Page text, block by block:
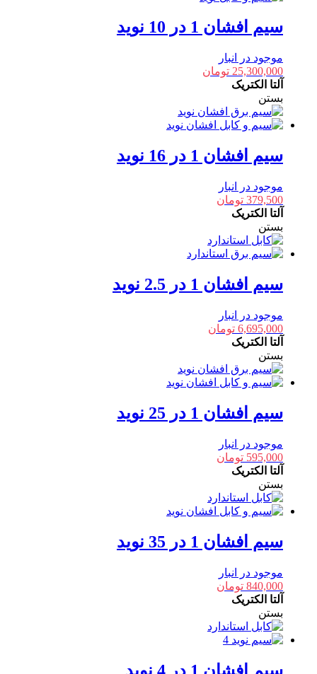
سیم افشان 1 در 10 نوید
موجود در انبار
25,300,000 تومان
آلتا الکتریک
بستن
سیم افشان 1 در 16 نوید
موجود در انبار
379,500 تومان
آلتا الکتریک
بستن
سیم افشان 1 در 2.5 نوید
موجود در انبار
6,695,000 تومان
آلتا الکتریک
بستن
سیم افشان 1 در 25 نوید
موجود در انبار
595,000 تومان
آلتا الکتریک
بستن
سیم افشان 1 در 35 نوید
موجود در انبار
840,000 تومان
آلتا الکتریک
بستن
سیم افشان 1 در 4 نوید